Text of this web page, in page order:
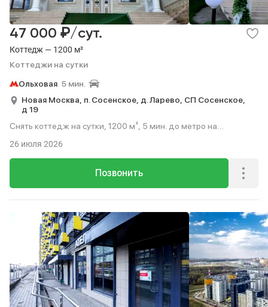
Коттедж — 1200 м²
Коттеджи на сутки
47 000 ₽/сут.
Ольховая 5 мин.
Новая Москва, п. Сосенское, д. Ларево, СП Сосенское,
д 19
Снять коттедж на сутки, 1200 м², 5 мин. до метро на
Позвонить
26 июля 2026